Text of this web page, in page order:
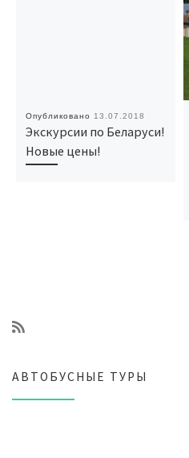
Опубликовано 13.07.2018
Экскурсии по Беларуси!
Новые цены!
АВТОБУСНЫЕ ТУРЫ